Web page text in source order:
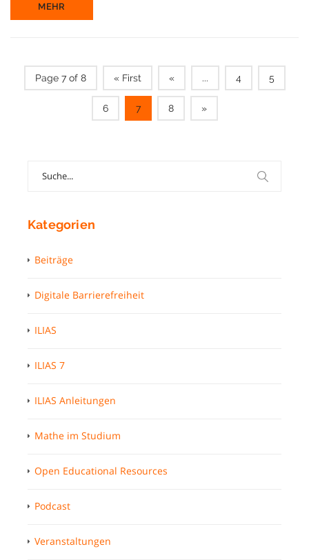
MEHR
Page 7 of 8 « First « ... 4 5
6 7 8 »
Kategorien
Beiträge
Digitale Barrierefreiheit
ILIAS
ILIAS 7
ILIAS Anleitungen
Mathe im Studium
Open Educational Resources
Podcast
Veranstaltungen